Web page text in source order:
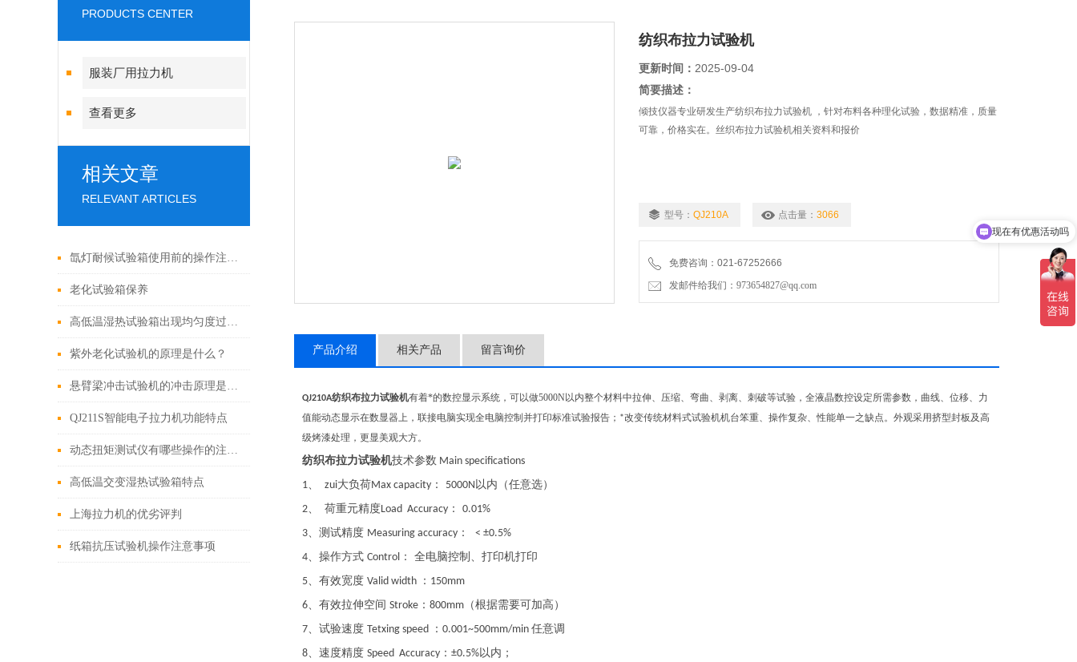
PRODUCTS CENTER
服装厂用拉力机
查看更多
相关文章
RELEVANT ARTICLES
氙灯耐候试验箱使用前的操作注意事项！
老化试验箱保养
高低温湿热试验箱出现均匀度过大该如何处理？
紫外老化试验机的原理是什么？
悬臂梁冲击试验机的冲击原理是什么？
QJ211S智能电子拉力机功能特点
动态扭矩测试仪有哪些操作的注意事项
高低温交变湿热试验箱特点
上海拉力机的优劣评判
纸箱抗压试验机操作注意事项
纺织布拉力试验机
更新时间： 2025-09-04
简要描述：
倾技仪器专业研发生产纺织布拉力试验机 ，针对布料各种理化试验，数据精准，质量
可靠，价格实在。丝织布拉力试验机相关资料和报价
型号： QJ210A 点击量： 3066
免费咨询：021-67252666
发邮件给我们：973654827@qq.com
产品介绍 相关产品 留言询价
QJ210A纺织布拉力试验机有着*的数控显示系统， 可以做5000N以内整个材料中拉伸、压缩、 弯曲、剥离、刺破等试验，全液晶数控设定所需参数，曲线、位移、力
值能动态显示在数显器上，联接电脑实现全电脑控制并打印标准试验报告； *改变传统材料式试验机机台笨重、操作复杂、性能单一之缺点。外观采用挤型封板及高
级烤漆处理，更显美观大方。
纺织布拉力试验机技术参数 Main specifications
1、 zui大负荷Max capacity ： 5000N 以内（任意选）
2、 荷重元精度Load Accuracy ： 0.01%
3、测试精度 Measuring accuracy ： < ±0.5%
4、操作方式 Control ： 全电脑控制、打印机打印
5、有效宽度 Valid width ： 150mm
6、有效拉伸空间 Stroke ： 800mm （根据需要可加高）
7、试验速度 Tetxing speed ： 0.001~500mm/min 任意调
8、速度精度 Speed Accuracy ： ±0.5%以内；
现在有优惠活动吗